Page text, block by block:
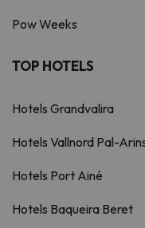
Pow Weeks
TOP HOTELS
Hotels Grandvalira
Hotels Vallnord Pal-
Hotels Port Ainé
Hotels Baqueira Beret